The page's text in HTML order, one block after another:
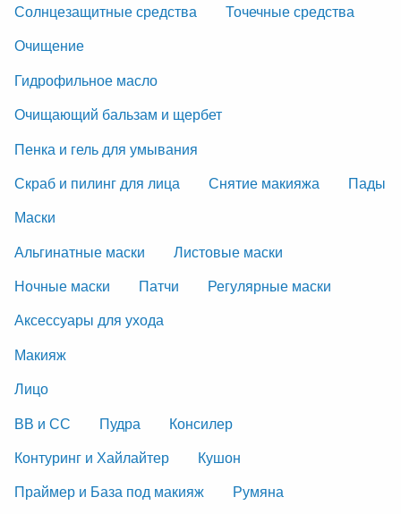
Солнцезащитные средства
Точечные средства
Очищение
Гидрофильное масло
Очищающий бальзам и щербет
Пенка и гель для умывания
Скраб и пилинг для лица
Снятие макияжа
Пады
Маски
Альгинатные маски
Листовые маски
Ночные маски
Патчи
Регулярные маски
Аксессуары для ухода
Макияж
Лицо
ВВ и СС
Пудра
Консилер
Контуринг и Хайлайтер
Кушон
Праймер и База под макияж
Румяна